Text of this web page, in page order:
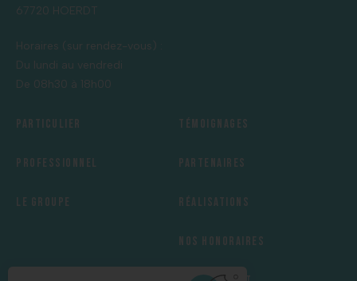
67720 HOERDT
Horaires (sur rendez-vous) :
Du lundi au vendredi
De 08h30 à 18h00
Particulier
Professionnel
Le groupe
Témoignages
Partenaires
Réalisations
Nos honoraires